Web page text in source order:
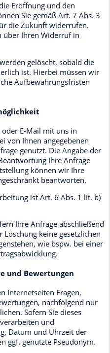
Eröffnung und den
Sie gemäß Art. 7 Abs. 3
die Zukunft widerrufen.
über Ihren Widerruf in
gelöscht, sobald die
ist. Hierbei müssen wir
Aufbewahrungsfristen
E-Mail mit uns in
von Ihnen angegebenen
genutzt. Die Angabe der
Ihre Anfrage
können wir Ihre
beantworten.
ist Art. 6 Abs. 1 lit. b)
Ihre Anfrage abschließend
keine gesetzlichen
wie bspw. bei einer
und Bewertungen
Internetseiten Fragen,
nachfolgend nur
Sofern Sie dieses
und
Datum und Uhrzeit der
ggf. genutzte Pseudonym.